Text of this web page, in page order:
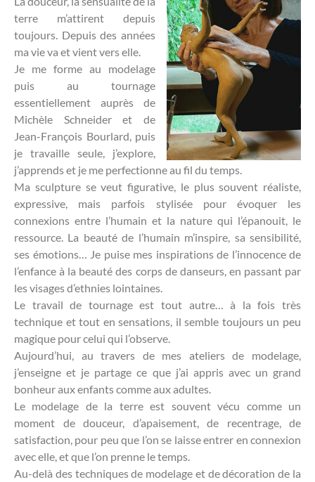
terre m’attirent depuis
toujours. Depuis des années
ma vie va et vient vers elle.
Je me forme au modelage
puis au tournage
essentiellement auprès de
Michèle Schneider et de
Jean-François Bourlard, puis
je travaille seule, j’explore,
j’apprends et je me perfectionne au fil du temps.
Ma sculpture se veut figurative, le plus souvent réaliste,
expressive, mais parfois stylisée pour évoquer les
connexions entre l’humain et la nature qui l’épanouit, le
ressource. La beauté de l’humain m’inspire, sa sensibilité,
ses émotions… Je puise mes inspirations de l’innocence de
l’enfance à la beauté des corps de danseurs, en passant par
les visages d’ethnies lointaines.
Le travail de tournage est tout autre… à la fois très
technique et tout en sensations, il semble toujours un peu
magique pour celui qui l’observe.
Aujourd’hui, au travers de mes ateliers de modelage,
j’enseigne et je partage ce que j’ai appris avec un grand
bonheur aux enfants comme aux adultes.
Le modelage de la terre est souvent vécu comme un
moment de douceur, d’apaisement, de recentrage, de
satisfaction, pour peu que l’on se laisse entrer en connexion
avec elle, et que l’on prenne le temps.
Au-delà des techniques de modelage et de décoration de la